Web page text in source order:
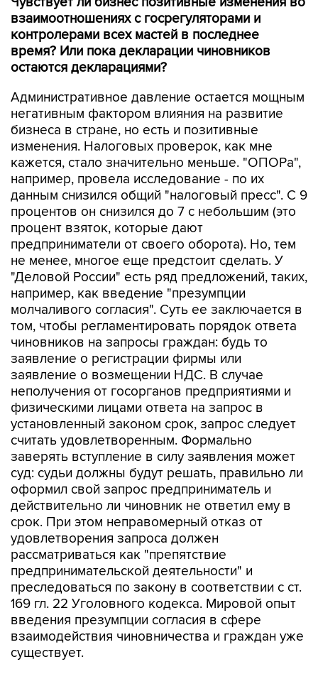
взаимоотношениях с госрегуляторами и
контролерами всех мастей в последнее
время? Или пока декларации чиновников
остаются декларациями?
Административное давление остается мощным
негативным фактором влияния на развитие
бизнеса в стране, но есть и позитивные
изменения. Налоговых проверок, как мне
кажется, стало значительно меньше. "ОПОРа",
например, провела исследование - по их
данным снизился общий "налоговый пресс". С 9
процентов он снизился до 7 с небольшим (это
процент взяток, которые дают
предприниматели от своего оборота). Но, тем
не менее, многое еще предстоит сделать. У
"Деловой России" есть ряд предложений, таких,
например, как введение "презумпции
молчаливого согласия". Суть ее заключается в
том, чтобы регламентировать порядок ответа
чиновников на запросы граждан: будь то
заявление о регистрации фирмы или
заявление о возмещении НДС. В случае
неполучения от госорганов предприятиями и
физическими лицами ответа на запрос в
установленный законом срок, запрос следует
считать удовлетворенным. Формально
заверять вступление в силу заявления может
суд: судьи должны будут решать, правильно ли
оформил свой запрос предприниматель и
действительно ли чиновник не ответил ему в
срок. При этом неправомерный отказ от
удовлетворения запроса должен
рассматриваться как "препятствие
предпринимательской деятельности" и
преследоваться по закону в соответствии с ст.
169 гл. 22 Уголовного кодекса. Мировой опыт
введения презумпции согласия в сфере
взаимодействия чиновничества и граждан уже
существует.